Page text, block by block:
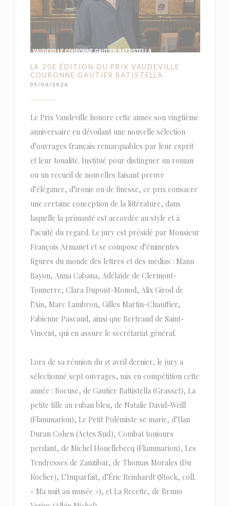
LA 20E ÉDITION DU PRIX VAUDEVILLE
COURONNE GAUTIER BATISTELLA
05/06/2026
Le Prix Vaudeville honore cette année son vingtième
anniversaire en dévoilant une nouvelle sélection
d’ouvrages français remarquables par leur esprit
et leur tonalité. Institué pour distinguer un roman
ou un recueil de nouvelles faisant preuve
d’élégance, d’ironie ou de finesse, ce prix consacre
une certaine conception de la littérature, dans
laquelle la primauté est accordée au style et à
l’acuité du regard. Le jury est présidé par Monsieur
François Armanet et se compose d’éminentes
figures du monde des lettres et des médias : Manu
Bayon, Anna Cabana, Adélaïde de Clermont-
Tonnerre, Clara Dupont-Monod, Alix Girod de
l’Ain, Marc Lambron, Gilles Martin-Chauffier,
Fabienne Pascaud, ainsi que Bertrand de Saint-
Vincent, qui en assure le secrétariat général.
Lors de sa réunion du 15 avril dernier, le jury a
sélectionné sept ouvrages, mis en compétition cette
année : Bocuse, de Gautier Battistella (Grasset), La
petite fille au ruban bleu, de Natalie David-Weill
(Flammarion), Le Petit Polémiste se marie, d’Ilan
Duran Cohen (Actes Sud), Combat toujours
perdant, de Michel Houellebecq (Flammarion), Les
Tendresses de Zanzibar, de Thomas Morales (Du
Rocher), L’Imparfait, d’Éric Reinhardt (Stock, coll.
« Ma nuit au musée »), et La Recette, de Bruno